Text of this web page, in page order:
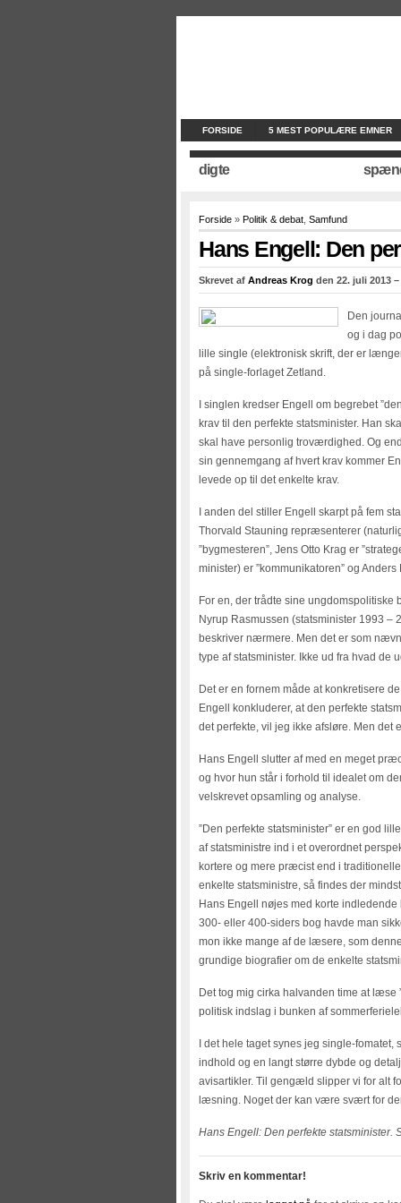
FORSIDE 5 MEST POPULÆRE EMNER
digte
Forside » Politik & debat Samfund
Hans Engell: Den
Skrevet af Andreas Krog den 22. juli 2013 –
Den
og i dag
lille single (elektronisk skrift, der er
på single-forlaget Zetland.
I singlen kredser Engell om begrebet
krav til den perfekte statsminister. Han
skal have personlig troværdighed. Og
sin gennemgang af hvert krav kommer
levede op til det enkelte krav.
I anden del stiller Engell skarpt på fem
Thorvald Stauning repræsenterer
”bygmesteren”, Jens Otto Krag er
minister) er ”kommunikatoren” og
For en, der trådte sine ungdomspolitiske
Nyrup Rasmussen (statsminister 1993 –
beskriver nærmere. Men det er som
type af statsminister. Ikke ud fra hvad
Det er en fornem måde at konkretisere
Engell konkluderer, at den perfekte
det perfekte, vil jeg ikke afsløre. Men det
Hans Engell slutter af med en meget
og hvor hun står i forhold til idealet om
velskrevet opsamling og analyse.
”Den perfekte statsminister” er en god
af statsministre ind i et overordnet
kortere og mere præcist end i
enkelte statsministre, så findes der
Hans Engell nøjes med korte
300- eller 400-siders bog havde man
mon ikke mange af de læsere, som
grundige biografier om de enkelte
Det tog mig cirka halvanden time at læse
politisk indslag i bunken af
I det hele taget synes jeg single-
indhold og en langt større dybde og
avisartikler. Til gengæld slipper vi for alt
læsning. Noget der kan være svært for
Hans Engell: Den perfekte statsminister.
Skriv en kommentar!